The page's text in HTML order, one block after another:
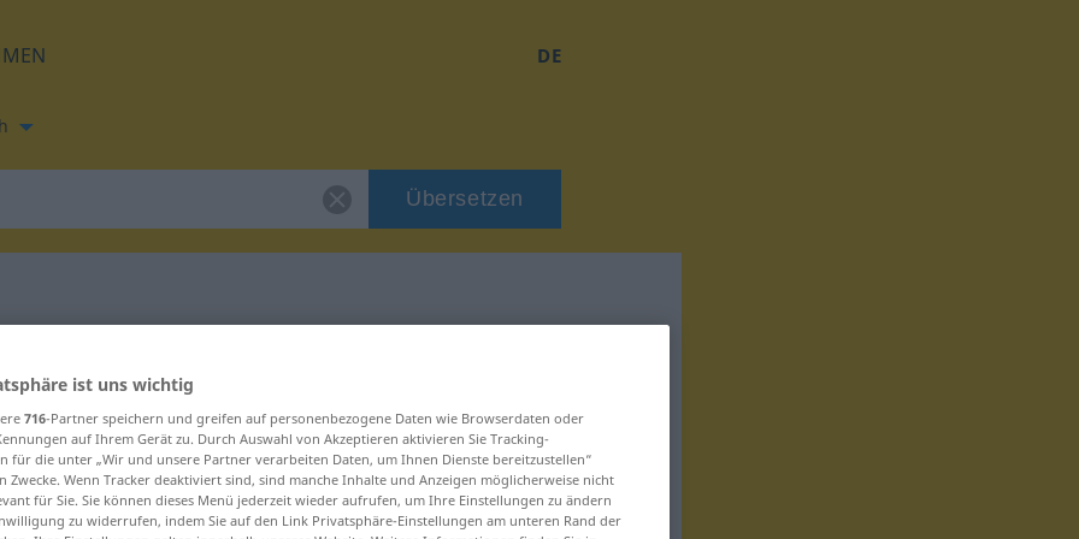
DE
Übersetzen
für "bestens"
ist uns wichtig
716-Partner speichern und greifen auf personenbezogene Daten wie Browserdaten oder
auf Ihrem Gerät zu. Durch Auswahl von Akzeptieren aktivieren Sie Tracking-
für die unter „Wir und unsere Partner verarbeiten Daten, um Ihnen Dienste bereitzustellen“
Zwecke. Wenn Tracker deaktiviert sind, sind manche Inhalte und Anzeigen möglicherweise nicht
für Sie. Sie können dieses Menü jederzeit wieder aufrufen, um Ihre Einstellungen zu ändern
zu widerrufen, indem Sie auf den Link Privatsphäre-Einstellungen am unteren Rand der